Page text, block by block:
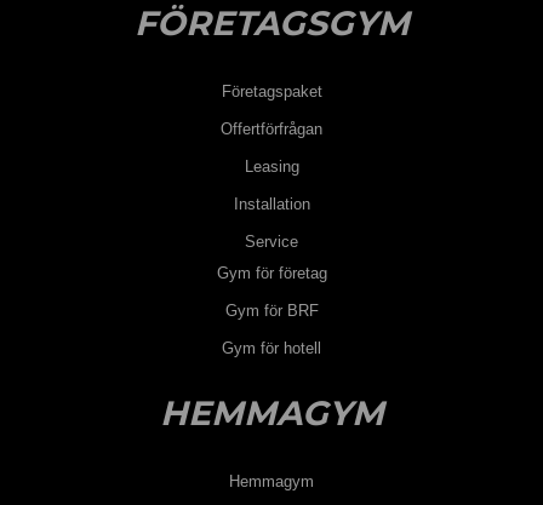
FÖRETAGSGYM
Företagspaket
Offertförfrågan
Leasing
Installation
Service
Gym för företag
Gym för BRF
Gym för hotell
HEMMAGYM
Hemmagym